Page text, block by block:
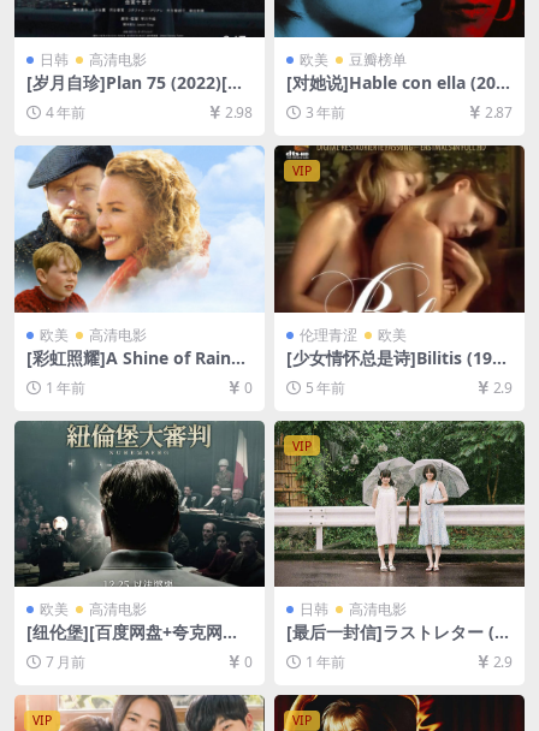
日韩 高清电影
[岁月自珍]Plan 75 (2022)[百
度网盘+迅雷云盘资源1080P
超清未删减][MP4/3GB][日语
中字]
4 年前 2.98
欧美 豆瓣榜单
[对她说]Hable con ella (200
2)[百度网盘+迅雷云盘资源10
80P超清未删减][MP4/6.7GB]
[中英字幕]
3 年前 2.87
欧美 高清电影
[彩虹照耀]A Shine of Rainbo
ws (2009)[百度网盘+夸克网
盘1080P超清未删减资源][网
B][中英字幕]
1 年前 0
VIP
伦理青涩 欧美
[少女情怀总是诗]Bilitis (197
7)[百度网盘+迅雷云盘资源10
80P超清未删减][MP4/6.0GB]
压缩包（含解压密码）】
5 年前 2.9
欧美 高清电影
[纽伦堡][百度网盘+夸克网盘4
K超清未删减资源][网盘在线播
放/下载][MKV/15GB][中文字
幕]
7 月前 0
VIP
日韩 高清电影
[最后一封信]ラストレター (2
020)[百度网盘+夸克网盘1080
P超清未删减资源][网盘在线播
放/下载][MP4/7.9GB][中文字
幕]
1 年前 2.9
VIP VIP